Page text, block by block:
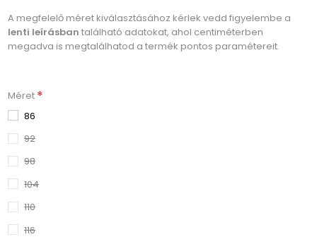
A megfelelő méret kiválasztásához kérlek vedd figyelembe a
lenti leírásban található adatokat, ahol centiméterben
megadva is megtalálhatod a termék pontos paramétereit.
Méret *
86
92
98
104
110
116